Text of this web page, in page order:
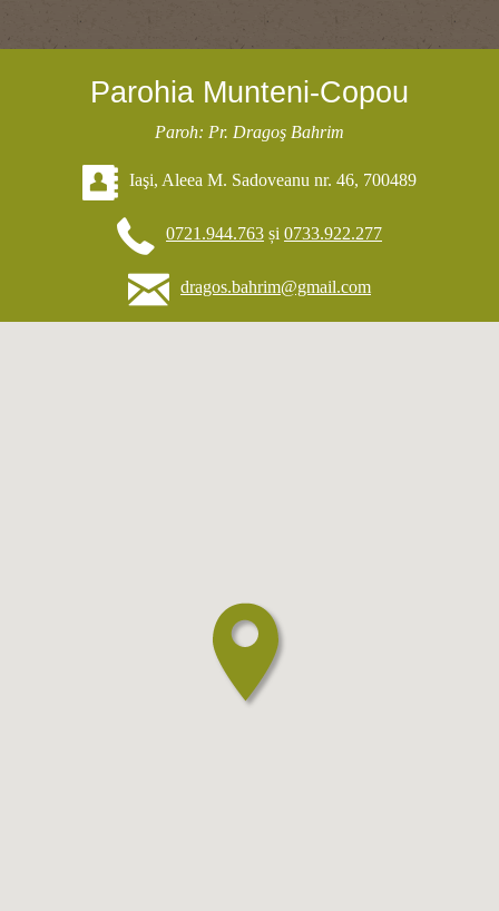
Parohia Munteni-Copou
Paroh: Pr. Dragoş Bahrim
Iaşi, Aleea M. Sadoveanu nr. 46, 700489
0721.944.763 și 0733.922.277
dragos.bahrim@gmail.com